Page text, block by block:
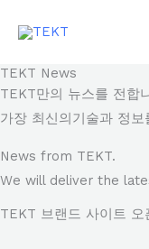
건
뛰
기
TEKT News
TEKT만의 뉴스를 전합
가장 최신의기술과 정
News from TEKT.
We will deliver the
TEKT 브랜드 사이트 오